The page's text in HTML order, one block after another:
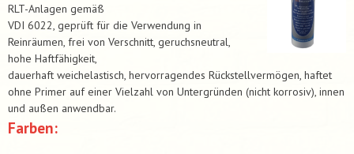
RLT-Anlagen gemäß
VDI 6022, geprüft für die Verwendung in
Reinräumen, frei von Verschnitt, geruchsneutral,
hohe Haftfähigkeit,
dauerhaft weichelastisch, hervorragendes Rückstellvermögen, haftet
ohne Primer auf einer Vielzahl von Untergründen (nicht korrosiv), innen
und außen anwendbar.
Farben: